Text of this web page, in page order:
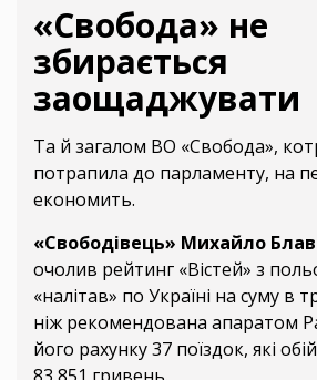
«Свобода» не
збирається
заощаджувати
Та й загалом ВО «Свобода»,
потрапила до парламенту, на
економить.
«Свободівець» Михайло
очолив рейтинг «Вістей» з
«налітав» по Україні на суму в
ніж рекомендована апаратом
його рахунку 37 поїздок, які